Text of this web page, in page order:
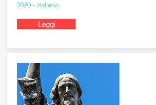
2020 - Italiano
Leggi